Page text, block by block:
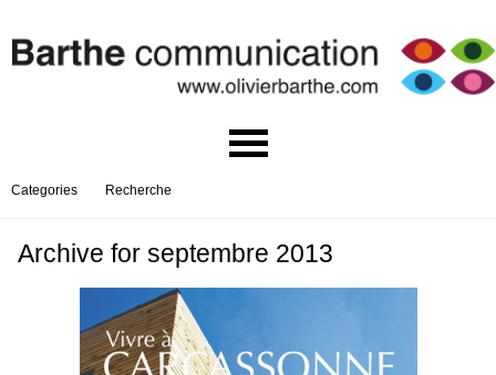
Categories Recherche
Archive for septembre 2013